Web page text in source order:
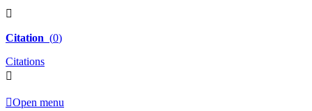

Citation (0)
Citations

Open menu